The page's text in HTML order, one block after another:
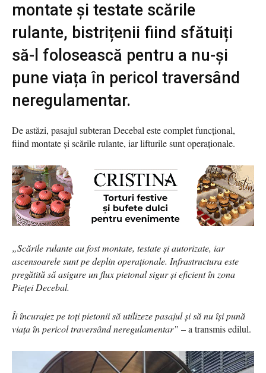
montate și testate scările
rulante, bistrițenii fiind sfătuiți
să-l folosească pentru a nu-și
pune viața în pericol traversând
neregulamentar.
De astăzi, pasajul subteran Decebal este complet funcțional,
fiind montate și scările rulante, iar lifturile sunt operaționale.
„Scările rulante au fost montate, testate și autorizate, iar
ascensoarele sunt pe deplin operaționale. Infrastructura este
pregătită să asigure un flux pietonal sigur și eficient în zona
Pieței Decebal.
Îi încurajez pe toți pietonii să utilizeze pasajul și să nu își pună
viața în pericol traversând neregulamentar” – a transmis edilul.